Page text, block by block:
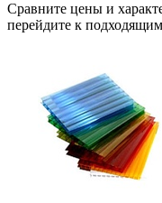
Сравните цены и
перейдите к